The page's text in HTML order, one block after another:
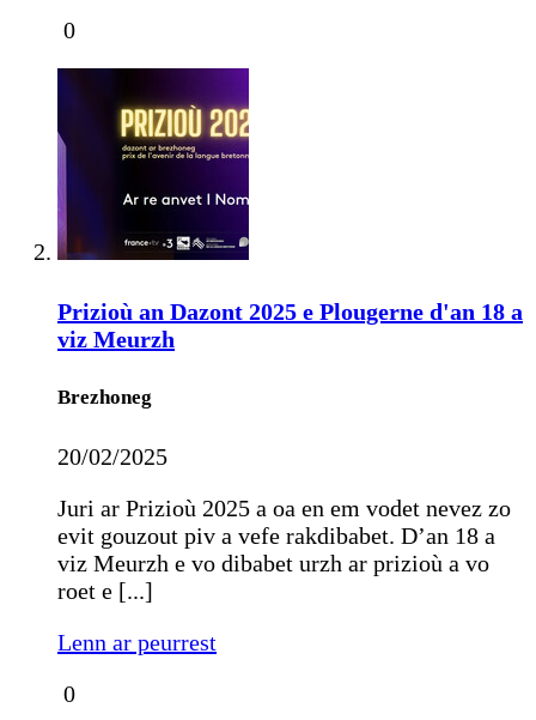
0
Prizioù an Dazont 2025 e Plougerne d'an 18 a
viz Meurzh
Brezhoneg
20/02/2025
Juri ar Prizioù 2025 a oa en em vodet nevez zo
evit gouzout piv a vefe rakdibabet. D’an 18 a
viz Meurzh e vo dibabet urzh ar prizioù a vo
roet e [...]
Lenn ar peurrest
0